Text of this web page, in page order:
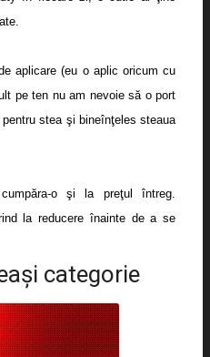
aplicare (eu o aplic oricum cu
pe ten nu am nevoie să o port
stea şi bineînţeles steaua
o şi la preţul întreg.
la reducere înainte de a se
categorie